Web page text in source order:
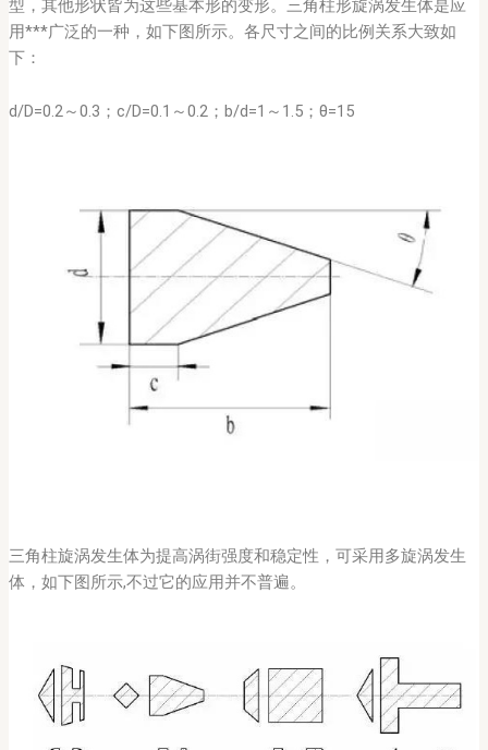
型，其他形状皆为这些基本形的变形。三角柱形旋涡发生体是应
用***广泛的一种，如下图所示。各尺寸之间的比例关系大致如
下：
d/D=0.2～0.3；c/D=0.1～0.2；b/d=1～1.5；θ=15
三角柱旋涡发生体为提高涡街强度和稳定性，可采用多旋涡发生
体，如下图所示,不过它的应用并不普遍。